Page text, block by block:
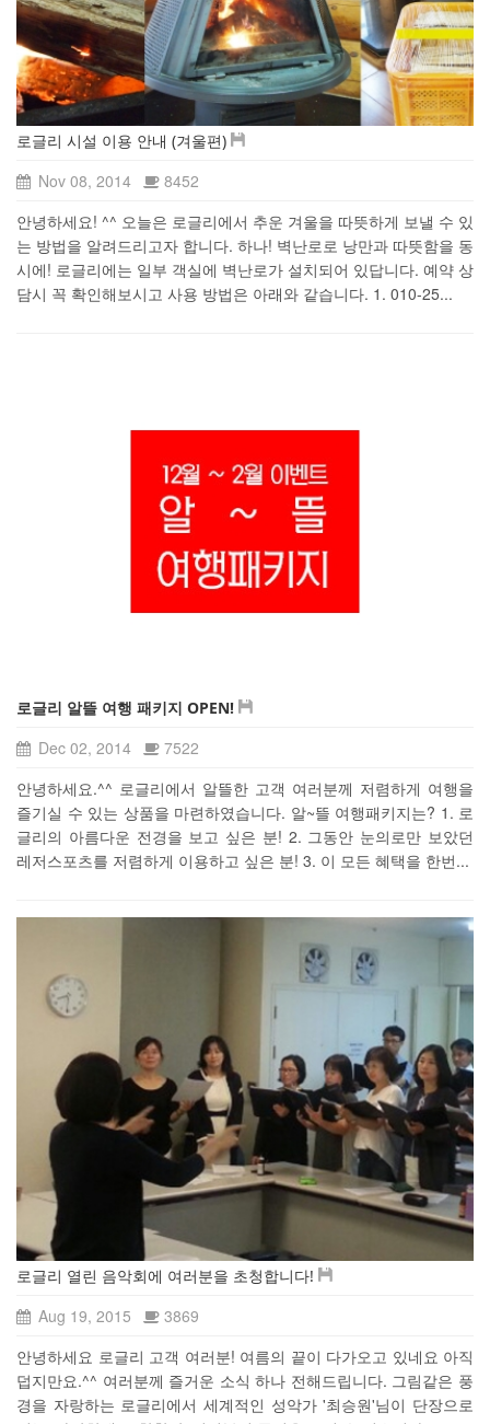
로글리 시설 이용 안내 (겨울편)
Nov 08, 2014
8452
안녕하세요! ^^ 오늘은 로글리에서 추운 겨울을 따뜻하게 보낼 수 있
는 방법을 알려드리고자 합니다. 하나! 벽난로로 낭만과 따뜻함을 동
시에! 로글리에는 일부 객실에 벽난로가 설치되어 있답니다. 예약 상
담시 꼭 확인해보시고 사용 방법은 아래와 같습니다. 1. 010-25...
로글리 알뜰 여행 패키지 OPEN!
Dec 02, 2014
7522
안녕하세요.^^ 로글리에서 알뜰한 고객 여러분께 저렴하게 여행을
즐기실 수 있는 상품을 마련하였습니다. 알~뜰 여행패키지는? 1. 로
글리의 아름다운 전경을 보고 싶은 분! 2. 그동안 눈의로만 보았던
레저스포츠를 저렴하게 이용하고 싶은 분! 3. 이 모든 혜택을 한번...
로글리 열린 음악회에 여러분을 초청합니다!
Aug 19, 2015
3869
안녕하세요 로글리 고객 여러분! 여름의 끝이 다가오고 있네요 아직
덥지만요.^^ 여러분께 즐거운 소식 하나 전해드립니다. 그림같은 풍
경을 자랑하는 로글리에서 세계적인 성악가 '최승원'님이 단장으로